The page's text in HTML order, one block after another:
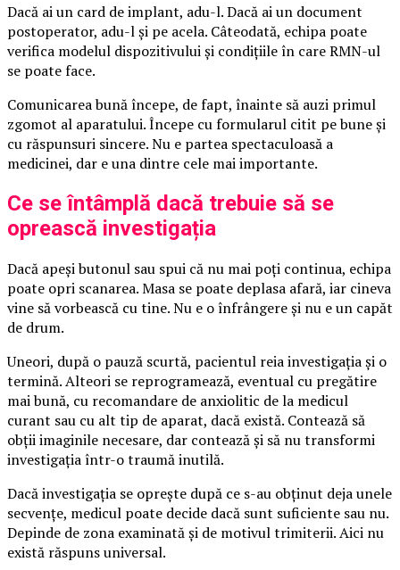
Dacă ai un card de implant, adu-l. Dacă ai un document
postoperator, adu-l și pe acela. Câteodată, echipa poate
verifica modelul dispozitivului și condițiile în care RMN-ul
se poate face.
Comunicarea bună începe, de fapt, înainte să auzi primul
zgomot al aparatului. Începe cu formularul citit pe bune și
cu răspunsuri sincere. Nu e partea spectaculoasă a
medicinei, dar e una dintre cele mai importante.
Ce se întâmplă dacă trebuie să se
oprească investigația
Dacă apeși butonul sau spui că nu mai poți continua, echipa
poate opri scanarea. Masa se poate deplasa afară, iar cineva
vine să vorbească cu tine. Nu e o înfrângere și nu e un capăt
de drum.
Uneori, după o pauză scurtă, pacientul reia investigația și o
termină. Alteori se reprogramează, eventual cu pregătire
mai bună, cu recomandare de anxiolitic de la medicul
curant sau cu alt tip de aparat, dacă există. Contează să
obții imaginile necesare, dar contează și să nu transformi
investigația într-o traumă inutilă.
Dacă investigația se oprește după ce s-au obținut deja unele
secvențe, medicul poate decide dacă sunt suficiente sau nu.
Depinde de zona examinată și de motivul trimiterii. Aici nu
există răspuns universal.